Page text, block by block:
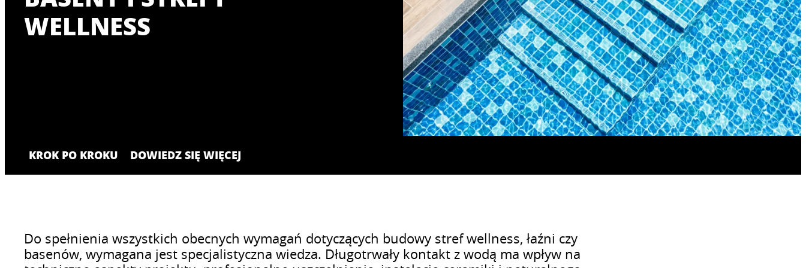
WELLNESS
KROK PO KROKU DOWIEDZ SIĘ WIĘCEJ
Do spełnienia wszystkich obecnych wymagań dotyczących budowy stref wellness, łaźni czy
basenów, wymagana jest specjalistyczna wiedza. Długotrwały kontakt z wodą ma wpływ na